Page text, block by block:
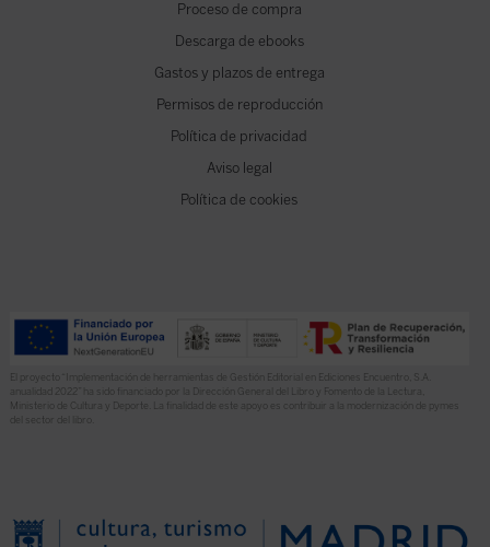
Proceso de compra
Descarga de ebooks
Gastos y plazos de entrega
Permisos de reproducción
Política de privacidad
Aviso legal
Política de cookies
El proyecto “Implementación de herramientas de Gestión Editorial en Ediciones Encuentro, S.A.
anualidad 2022” ha sido financiado por la Dirección General del Libro y Fomento de la Lectura,
Ministerio de Cultura y Deporte. La finalidad de este apoyo es contribuir a la modernización de pymes
del sector del libro.